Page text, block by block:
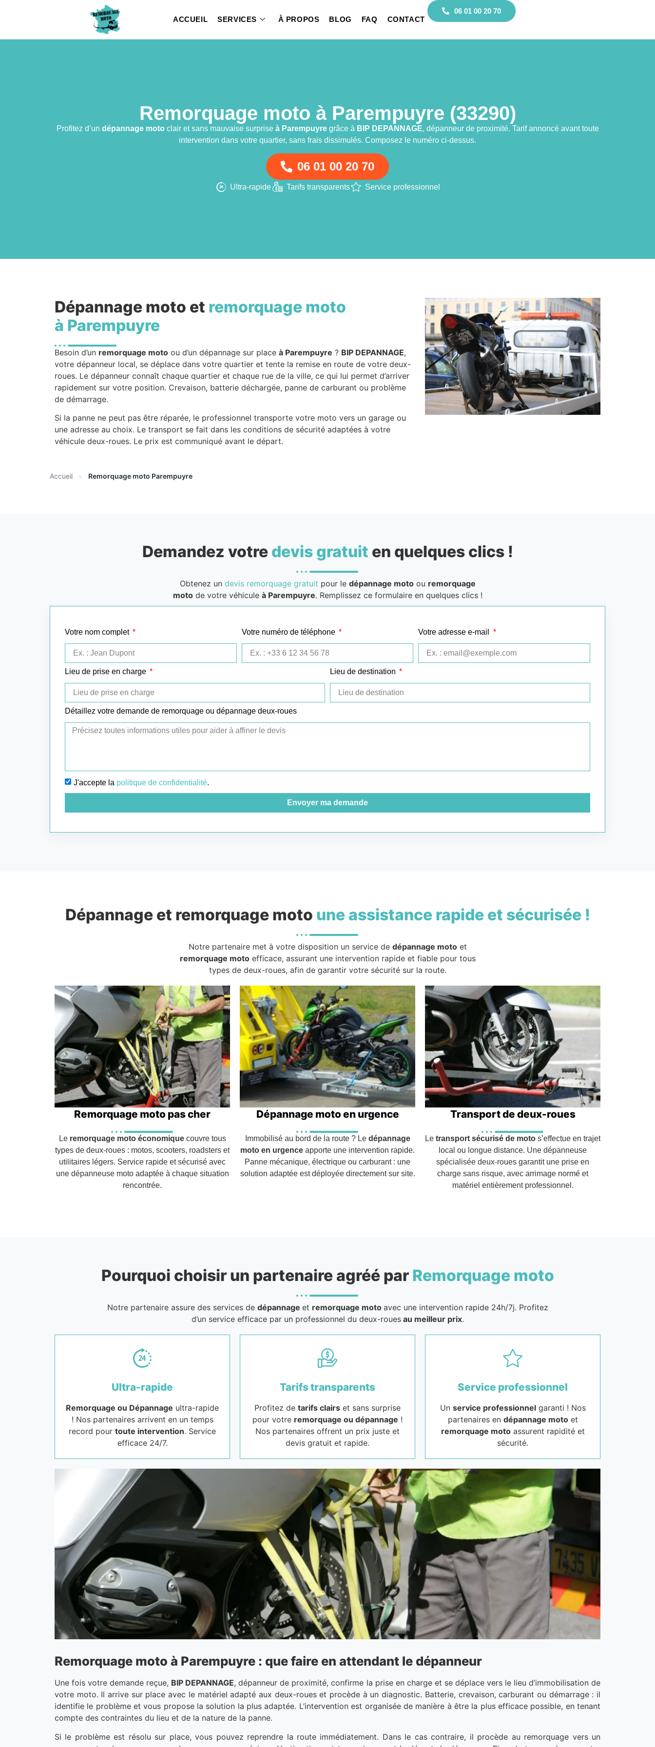
ACCUEIL SERVICES À PROPOS BLOG FAQ CONTACT
06 01 00 20 70
Remorquage moto à Parempuyre (33290)
Profitez d’un dépannage motoclair et sans mauvaise surprise à Parempuyregrâce à BIP DEPANNAGE, dépanneur de proximité. Tarif annoncé avant toute
intervention dans votre quartier, sans frais dissimulés. Composez le numéro ci-dessus.
06 01 00 20 70
Ultra-rapide Tarifs transparents Service professionnel
Dépannage moto et remorquage moto
à Parempuyre
Besoin d’un remorquage moto ou d’un dépannage sur place à Parempuyre ? BIP DEPANNAGE,
votre dépanneur local, se déplace dans votre quartier et tente la remise en route de votre deux-
roues. Le dépanneur connaît chaque quartier et chaque rue de la ville, ce qui lui permet d’arriver
rapidement sur votre position. Crevaison, batterie déchargée, panne de carburant ou problème
de démarrage.
Si la panne ne peut pas être réparée, le professionnel transporte votre moto vers un garage ou
une adresse au choix. Le transport se fait dans les conditions de sécurité adaptées à votre
véhicule deux-roues. Le prix est communiqué avant le départ.
Accueil » Remorquage moto Parempuyre
Demandez votre devis gratuit en quelques clics !
Obtenez un devis remorquage gratuit pour le dépannage motoou remorquage
motode votre véhicule à Parempuyre. Remplissez ce formulaire en quelques clics !
Votre nom complet Votre numéro de téléphone Votre adresse e-mail
Lieu de prise en charge Lieu de destination
Détaillez votre demande de remorquage ou dépannage deux-roues
J'accepte la politique de confidentialité.
Envoyer ma demande
Dépannage et remorquage moto une assistance rapide et sécurisée !
Notre partenaire met à votre disposition un service de dépannage motoet
remorquage motoefficace, assurant une intervention rapide et fiable pour tous
types de deux-roues, afin de garantir votre sécurité sur la route.
Remorquage moto pas cher
Le remorquage moto économiquecouvre tous
types de deux-roues : motos, scooters, roadsters et
utilitaires légers. Service rapide et sécurisé avec
une dépanneuse moto adaptée à chaque situation
rencontrée.
Dépannage moto en urgence
Immobilisé au bord de la route ? Le dépannage
moto en urgence apporte une intervention rapide.
Panne mécanique, électrique ou carburant : une
solution adaptée est déployée directement sur site.
Transport de deux-roues
Le transport sécurisé de moto s’effectue en trajet
local ou longue distance. Une dépanneuse
spécialisée deux-roues garantit une prise en
charge sans risque, avec arrimage normé et
matériel entièrement professionnel.
Pourquoi choisir un partenaire agréé par Remorquage moto
Notre partenaire assure des services de dépannage et remorquage moto avec une intervention rapide 24h/7j. Profitez
d’un service efficace par un professionnel du deux-rouesau meilleur prix.
Ultra-rapide
Remorquage ou Dépannage ultra-rapide
! Nos partenaires arrivent en un temps
record pour toute intervention. Service
efficace 24/7.
Tarifs transparents
Profitez de tarifs clairs et sans surprise
pour votre remorquage ou dépannage !
Nos partenaires offrent un prix juste et
devis gratuit et rapide.
Service professionnel
Un service professionnelgaranti ! Nos
partenaires en dépannage motoet
remorquage motoassurent rapidité et
sécurité.
Remorquage moto à Parempuyre : que faire en attendant le dépanneur
Une fois votre demande reçue, BIP DEPANNAGE, dépanneur de proximité, confirme la prise en charge et se déplace vers le lieu d’immobilisation de
votre moto. Il arrive sur place avec le matériel adapté aux deux-roues et procède à un diagnostic. Batterie, crevaison, carburant ou démarrage : il
identifie le problème et vous propose la solution la plus adaptée. L’intervention est organisée de manière à être la plus efficace possible, en tenant
compte des contraintes du lieu et de la nature de la panne.
Si le problème est résolu sur place, vous pouvez reprendre la route immédiatement. Dans le cas contraire, il procède au remorquage vers un